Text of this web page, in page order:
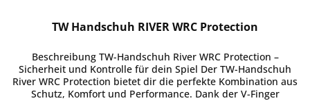
TW Handschuh RIVER WRC Protection
Beschreibung TW-Handschuh River WRC Protection –
Sicherheit und Kontrolle für dein Spiel Der TW-Handschuh
River WRC Protection bietet dir die perfekte Kombination aus
Schutz, Komfort und Performance. Dank der V-Finger